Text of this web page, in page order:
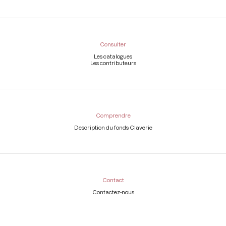
Consulter
Les catalogues
Les contributeurs
Comprendre
Description du fonds Claverie
Contact
Contactez-nous